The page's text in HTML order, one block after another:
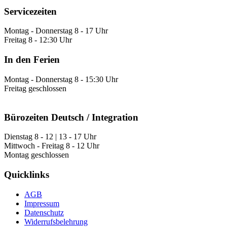
Servicezeiten
Montag - Donnerstag 8 - 17 Uhr
Freitag 8 - 12:30 Uhr
In den Ferien
Montag - Donnerstag 8 - 15:30 Uhr
Freitag geschlossen
Bürozeiten Deutsch / Integration
Dienstag 8 - 12 | 13 - 17 Uhr
Mittwoch - Freitag 8 - 12 Uhr
Montag geschlossen
Quicklinks
AGB
Impressum
Datenschutz
Widerrufsbelehrung